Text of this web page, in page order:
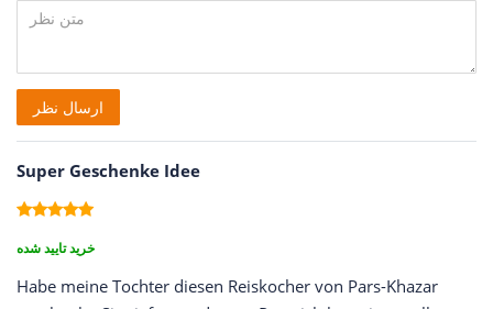
متن
نظرارسال نظر
Super Geschenke Idee
خرید تایید شده
Habe meine Tochter diesen Reiskocher von Pars-Khazar